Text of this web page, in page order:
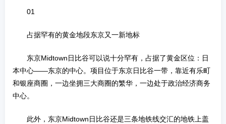
01
占据罕有的黄金地段东京又一新地标
东京Midtown日比谷可以说十分罕有，占据了黄金区位：日
本中心——东京的中心。项目位于东京日比谷一带，靠近有乐町
和银座商圈，一边坐拥三大商圈的繁华，一边处于政治经济商务
中心。
此外，东京Midtown日比谷还是三条地铁线交汇的地铁上盖